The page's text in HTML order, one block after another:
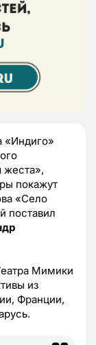
«Индиго»
жеста»,
покажут
«Село
поставил
Мимики
из
Франции,